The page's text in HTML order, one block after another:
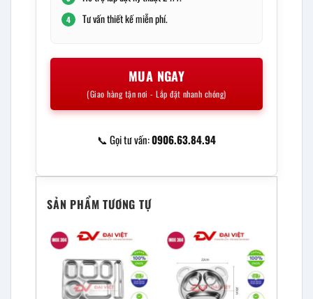
4 Tư vấn thiết kế miễn phí.
MUA NGAY
(Giao hàng tận nơi - Lắp đặt nhanh chóng)
📞 Gọi tư vấn:0906.63.84.94
SẢN PHẨM TƯƠNG TỰ